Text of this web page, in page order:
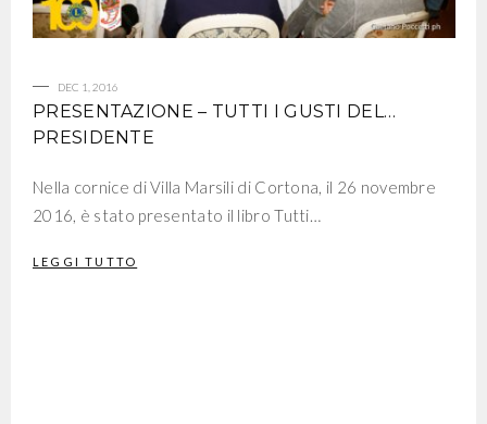
DEC 1, 2016
PRESENTAZIONE – TUTTI I GUSTI DEL…
PRESIDENTE
Nella cornice di Villa Marsili di Cortona, il 26 novembre
2016, è stato presentato il libro Tutti…
LEGGI TUTTO